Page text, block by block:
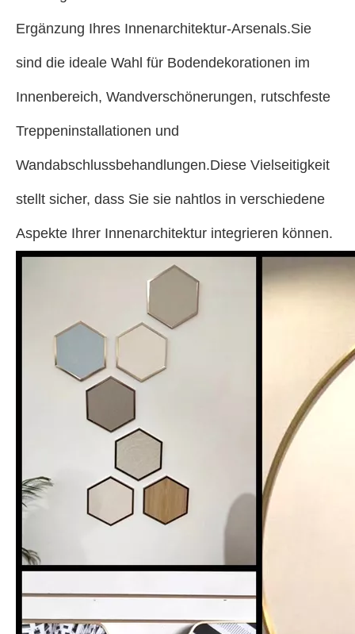
Ergänzung Ihres Innenarchitektur-Arsenals.Sie
sind die ideale Wahl für Bodendekorationen im
Innenbereich, Wandverschönerungen, rutschfeste
Treppeninstallationen und
Wandabschlussbehandlungen.Diese Vielseitigkeit
stellt sicher, dass Sie sie nahtlos in verschiedene
Aspekte Ihrer Innenarchitektur integrieren können.